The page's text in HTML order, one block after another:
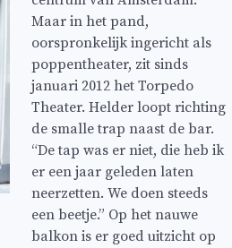
Maar in het pand,
oorspronkelijk ingericht als
poppentheater, zit sinds
januari 2012 het Torpedo
Theater. Helder loopt richting
de smalle trap naast de bar.
“De tap was er niet, die heb ik
er een jaar geleden laten
neerzetten. We doen steeds
een beetje.” Op het nauwe
balkon is er goed uitzicht op